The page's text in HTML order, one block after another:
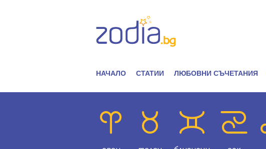
НАЧАЛО СТАТИИ ЛЮБОВНИ СЪЧЕТАНИЯ